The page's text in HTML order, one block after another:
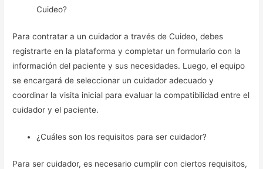
Cuideo?
Para contratar a un cuidador a través de Cuideo, debes
registrarte en la plataforma y completar un formulario con la
información del paciente y sus necesidades. Luego, el equipo
se encargará de seleccionar un cuidador adecuado y
coordinar la visita inicial para evaluar la compatibilidad entre el
cuidador y el paciente.
¿Cuáles son los requisitos para ser cuidador?
Para ser cuidador, es necesario cumplir con ciertos requisitos,